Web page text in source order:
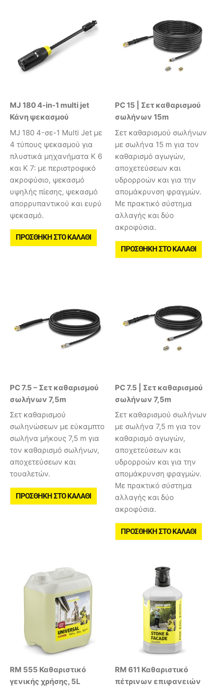
MJ 180 4-in-1 multi jet
Κάνη ψεκασμού
MJ 180 4-σε-1 Multi Jet με
4 τύπους ψεκασμού για
πλυστικά μηχανήματα K 6
και K 7: με περιστροφικό
ακροφύσιο, ψεκασμό
υψηλής πίεσης, ψεκασμό
απορρυπαντικού και ευρύ
ψεκασμό.
ΠΡΟΣΘΉΚΗ ΣΤΟ ΚΑΛΆΘΙ
PC 15 | Σετ καθαρισμού
σωλήνων 15m
Σετ καθαρισμού σωλήνων
με σωλήνα 15 m για τον
καθαρισμό αγωγών,
αποχετεύσεων και
υδρορροών και για την
απομάκρυνση φραγμών.
Με πρακτικό σύστημα
αλλαγής και δύο
ακροφύσια.
ΠΡΟΣΘΉΚΗ ΣΤΟ ΚΑΛΆΘΙ
PC 7.5 – Σετ καθαρισμού
σωλήνων 7,5m
Σετ καθαρισμού
σωληνώσεων με εύκαμπτο
σωλήνα μήκους 7,5 m για
τον καθαρισμό σωλήνων,
αποχετεύσεων και
τουαλετών.
ΠΡΟΣΘΉΚΗ ΣΤΟ ΚΑΛΆΘΙ
PC 7.5 | Σετ καθαρισμού
σωλήνων 7,5m
Σετ καθαρισμού σωλήνων
με σωλήνα 7,5 m για τον
καθαρισμό αγωγών,
αποχετεύσεων και
υδρορροών και για την
απομάκρυνση φραγμών.
Με πρακτικό σύστημα
αλλαγής και δύο
ακροφύσια.
ΠΡΟΣΘΉΚΗ ΣΤΟ ΚΑΛΆΘΙ
RM 555 Καθαριστικό
γενικής χρήσης, 5L
RM 611 Καθαριστικό
πέτρινων επιφανειών